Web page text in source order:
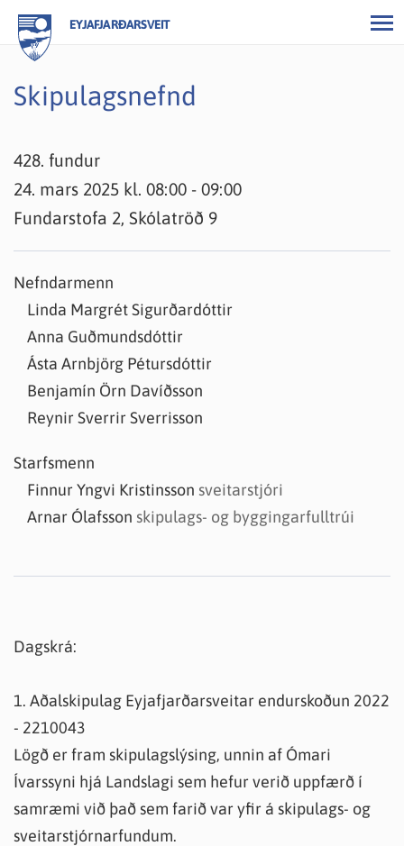
EYJAFJARÐARSVEIT
Skipulagsnefnd
428. fundur
24. mars 2025 kl. 08:00 - 09:00
Fundarstofa 2, Skólatröð 9
Nefndarmenn
Linda Margrét Sigurðardóttir
Anna Guðmundsdóttir
Ásta Arnbjörg Pétursdóttir
Benjamín Örn Davíðsson
Reynir Sverrir Sverrisson
Starfsmenn
Finnur Yngvi Kristinsson sveitarstjóri
Arnar Ólafsson skipulags- og byggingarfulltrúi
Dagskrá:
1. Aðalskipulag Eyjafjarðarsveitar endurskoðun 2022
- 2210043
Lögð er fram skipulagslýsing, unnin af Ómari
Ívarssyni hjá Landslagi sem hefur verið uppfærð í
samræmi við það sem farið var yfir á skipulags- og
sveitarstjórnarfundum.